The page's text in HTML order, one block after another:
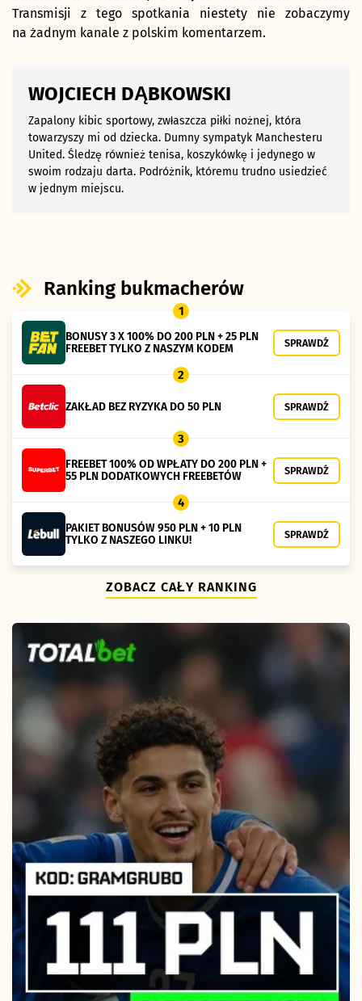
Transmisji z tego spotkania niestety nie zobaczymy
na żadnym kanale z polskim komentarzem.
WOJCIECH DĄBKOWSKI
Zapalony kibic sportowy, zwłaszcza piłki nożnej, która
towarzyszy mi od dziecka. Dumny sympatyk Manchesteru
United. Śledzę również tenisa, koszykówkę i jedynego w
swoim rodzaju darta. Podróżnik, któremu trudno usiedzieć
w jednym miejscu.
Ranking bukmacherów
1
BONUSY 3 X 100% DO 200 PLN + 25 PLN
FREEBET TYLKO Z NASZYM KODEM
SPRAWDŹ
2
ZAKŁAD BEZ RYZYKA DO 50 PLN SPRAWDŹ
3
FREEBET 100% OD WPŁATY DO 200 PLN +
55 PLN DODATKOWYCH FREEBETÓW
SPRAWDŹ
4
PAKIET BONUSÓW 950 PLN + 10 PLN
TYLKO Z NASZEGO LINKU!
SPRAWDŹ
ZOBACZ CAŁY RANKING